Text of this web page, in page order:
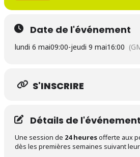
Date de l'événement
lundi 6 mai09:00-jeudi 9 mai16:00
S'INSCRIRE
Détails de l'événement
Une session de 24 heuresofferte aux
dès les premières semaines suivant